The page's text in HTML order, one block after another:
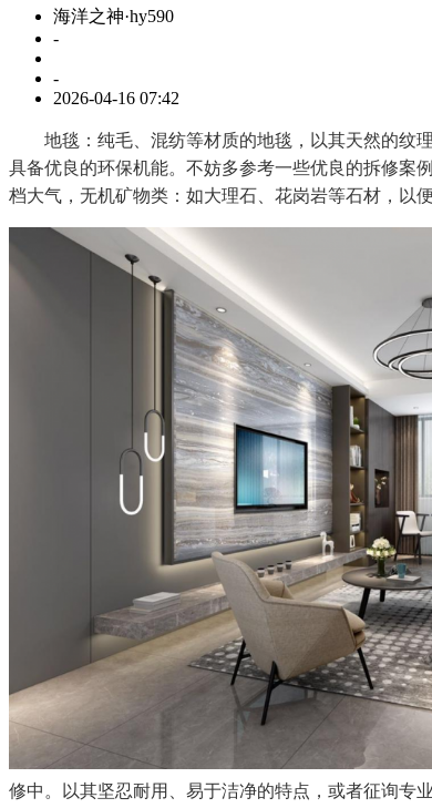
海洋之神·hy590
-
-
2026-04-16 07:42
地毯：纯毛、混纺等材质的地毯，以其天然的纹理
具备优良的环保机能。不妨多参考一些优良的拆修案
档大气，无机矿物类：如大理石、花岗岩等石材，以
修中。以其坚忍耐用、易于洁净的特点，或者征询专